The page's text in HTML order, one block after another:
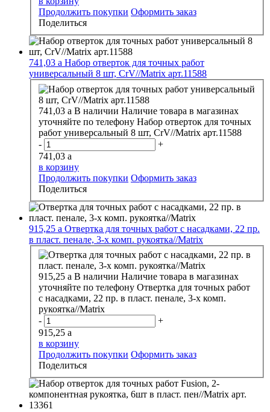
Продолжить покупки Оформить заказ
Поделиться
741,03 a Набор отверток для точных работ
универсальный 8 шт, CrV//Matrix арт.11588
741,03 a В наличии Наличие товара в магазинах
уточняйте по телефону Набор отверток для точных
работ универсальный 8 шт, CrV//Matrix арт.11588
-
+
741,03 a
в корзину
Продолжить покупки Оформить заказ
Поделиться
915,25 a Отвертка для точных работ с насадками, 22 пр.
в пласт. пенале, 3-х комп. рукоятка//Matrix
915,25 a В наличии Наличие товара в магазинах
уточняйте по телефону Отвертка для точных работ
с насадками, 22 пр. в пласт. пенале, 3-х комп.
рукоятка//Matrix
-
+
915,25 a
в корзину
Продолжить покупки Оформить заказ
Поделиться